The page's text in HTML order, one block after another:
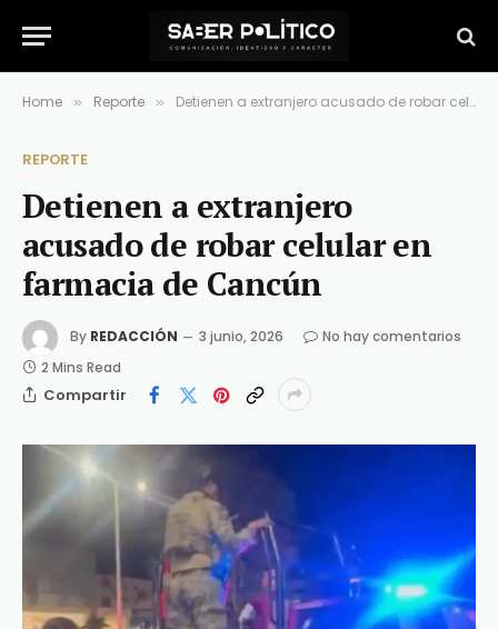
Home » Reporte » Detienen a extranjero acusado de robar celular en farmacia de Cancún
REPORTE
Detienen a extranjero
acusado de robar celular en
farmacia de Cancún
By REDACCIÓN 3 junio, 2026
No hay comentarios
2 Mins Read
Compartir